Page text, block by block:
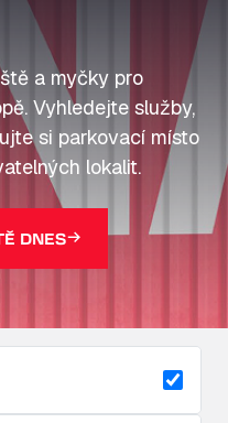
a myčky pro
Vyhledejte služby,
si parkovací místo
lokalit.
DNES